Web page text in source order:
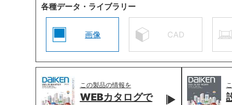
各種データ・ライブラリー
画像 CAD
この製品の情報を
WEBカタログで